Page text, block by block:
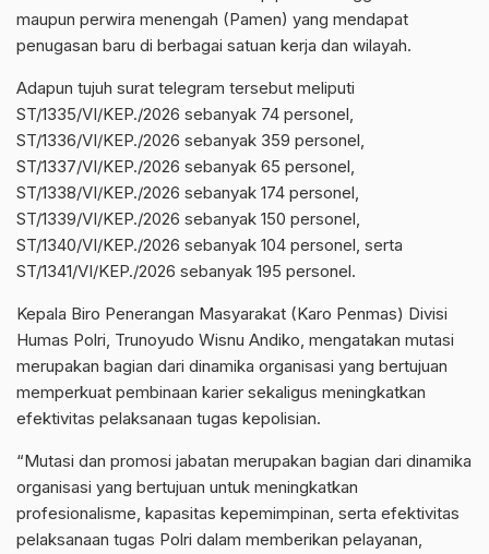
maupun perwira menengah (Pamen) yang mendapat
penugasan baru di berbagai satuan kerja dan wilayah.
Adapun tujuh surat telegram tersebut meliputi
ST/1335/VI/KEP./2026 sebanyak 74 personel,
ST/1336/VI/KEP./2026 sebanyak 359 personel,
ST/1337/VI/KEP./2026 sebanyak 65 personel,
ST/1338/VI/KEP./2026 sebanyak 174 personel,
ST/1339/VI/KEP./2026 sebanyak 150 personel,
ST/1340/VI/KEP./2026 sebanyak 104 personel, serta
ST/1341/VI/KEP./2026 sebanyak 195 personel.
Kepala Biro Penerangan Masyarakat (Karo Penmas) Divisi
Humas Polri, Trunoyudo Wisnu Andiko, mengatakan mutasi
merupakan bagian dari dinamika organisasi yang bertujuan
memperkuat pembinaan karier sekaligus meningkatkan
efektivitas pelaksanaan tugas kepolisian.
“Mutasi dan promosi jabatan merupakan bagian dari dinamika
organisasi yang bertujuan untuk meningkatkan
profesionalisme, kapasitas kepemimpinan, serta efektivitas
pelaksanaan tugas Polri dalam memberikan pelayanan,